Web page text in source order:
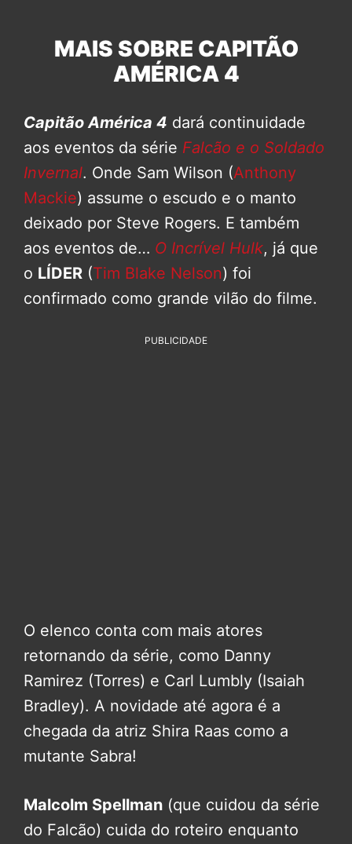
MAIS SOBRE CAPITÃO
AMÉRICA 4
Capitão América 4 dará continuidade
aos eventos da série Falcão e o Soldado
Invernal. Onde Sam Wilson (Anthony
Mackie) assume o escudo e o manto
deixado por Steve Rogers. E também
aos eventos de… O Incrível Hulk, já que
o LÍDER (Tim Blake Nelson) foi
confirmado como grande vilão do filme.
PUBLICIDADE
O elenco conta com mais atores
retornando da série, como Danny
Ramirez (Torres) e Carl Lumbly (Isaiah
Bradley). A novidade até agora é a
chegada da atriz Shira Raas como a
mutante Sabra!
Malcolm Spellman (que cuidou da série
do Falcão) cuida do roteiro enquanto